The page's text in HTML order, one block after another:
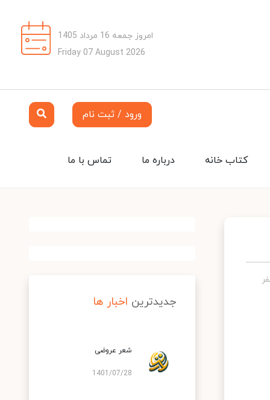
امروز جمعه 16 مرداد 1405
Friday 07 August 2026
ورود / ثبت نام
تماس با ما درباره ما کتاب خانه
جدیدترین اخبار ها
شعر عروضی
1401/07/28